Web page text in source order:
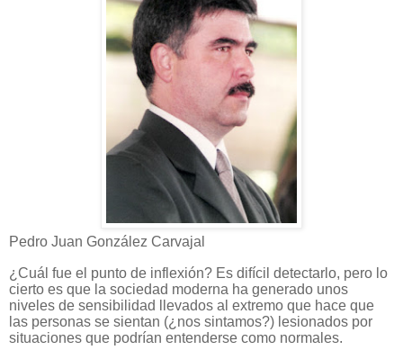
Pedro Juan González Carvajal
¿Cuál fue el punto de inflexión? Es difícil detectarlo, pero lo
cierto es que la sociedad moderna ha generado unos
niveles de sensibilidad llevados al extremo que hace que
las personas se sientan (¿nos sintamos?) lesionados por
situaciones que podrían entenderse como normales.